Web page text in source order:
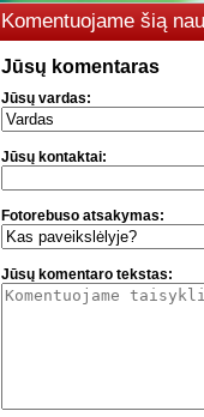
Komentuojame šią
Jūsų komentaras
Jūsų vardas:
Jūsų kontaktai:
Fotorebuso atsakymas:
Jūsų komentaro tekstas: